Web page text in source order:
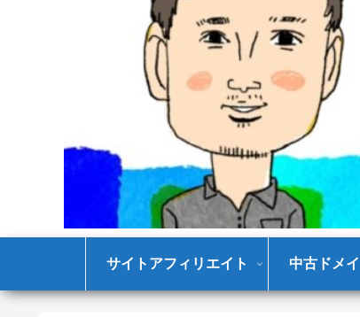
サイトアフィリエイト 中古ドメ